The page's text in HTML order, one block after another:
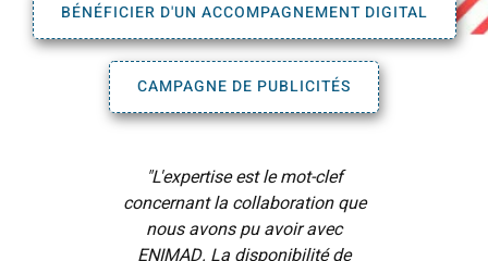
BÉNÉFICIER D'UN ACCOMPAGNEMENT DIGITAL
CAMPAGNE DE PUBLICITÉS
"L'expertise est le mot-clef
concernant la collaboration que
nous avons pu avoir avec